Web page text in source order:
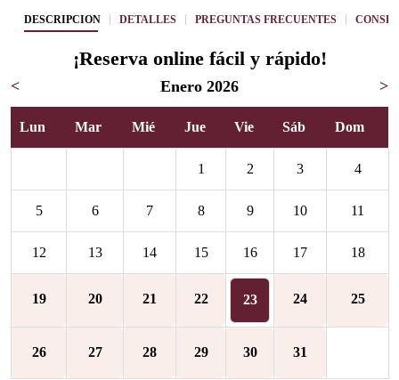
DESCRIPCIÓN DETALLES PREGUNTAS FRECUENTES
¡Reserva online fácil y rápido!
< Enero 2026 >
Lun Mar Mié Jue Vie Sáb Dom
1 2 3 4
5 6 7 8 9 10 11
12 13 14 15 16 17 18
19 20 21 22 23 24 25
26 27 28 29 30 31